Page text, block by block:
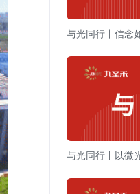
与光同行丨信念
与光同行丨以微